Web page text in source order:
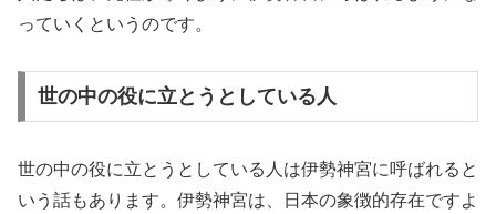
っていくというのです。
世の中の役に立とうとしている人
世の中の役に立とうとしている人は伊勢神宮に呼ばれると
いう話もあります。伊勢神宮は、日本の象徴的存在ですよ